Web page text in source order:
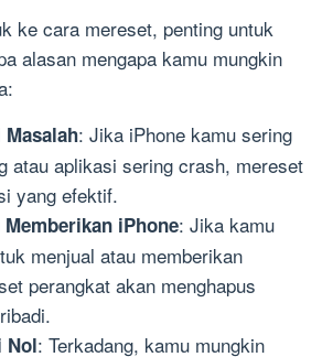
ke cara mereset, penting untuk
alasan mengapa kamu mungkin
: Jika iPhone kamu sering
atau aplikasi sering crash, mereset
yang efektif.
iPhone: Jika kamu
menjual atau memberikan
perangkat akan menghapus
Nol: Terkadang, kamu mungkin